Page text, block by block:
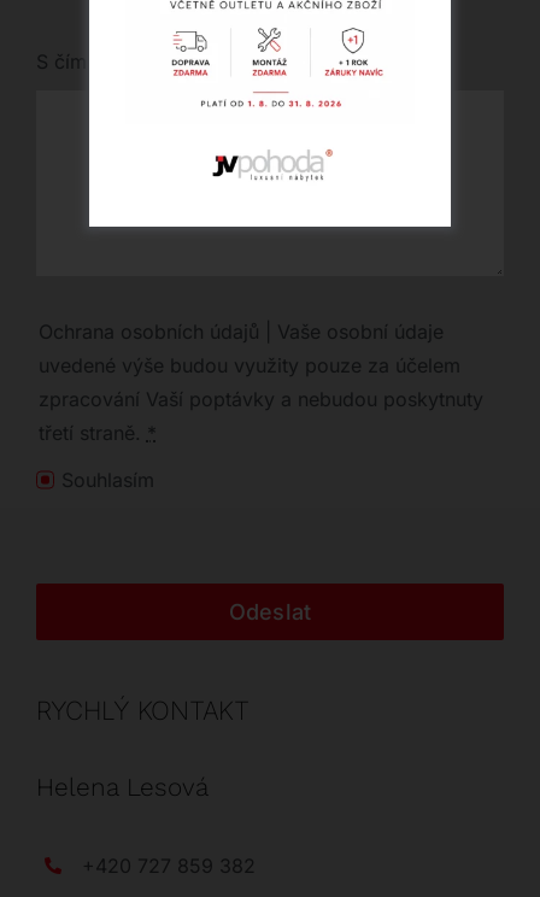
S čím vám můžeme pomoci?
Ochrana osobních údajů | Vaše osobní údaje
uvedené výše budou využity pouze za účelem
zpracování Vaší poptávky a nebudou poskytnuty
třetí straně. *
Souhlasím
Odeslat
RYCHLÝ KONTAKT
Helena Lesová
+420 727 859 382